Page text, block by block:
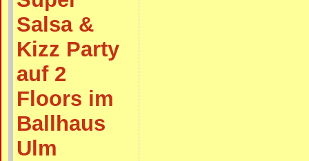
Salsa &
Kizz Party
auf 2
Floors im
Ballhaus
Ulm